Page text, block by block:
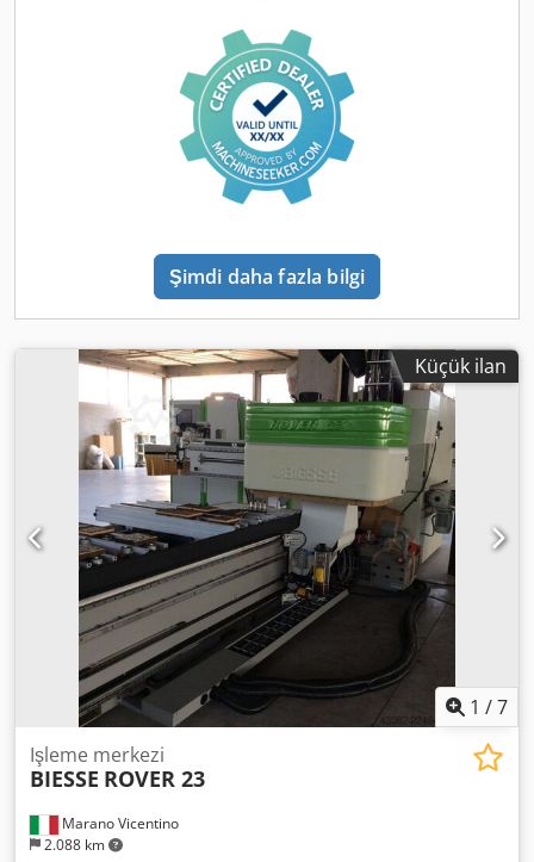
Şimdi daha fazla bilgi
Küçük ilan
1 /7
Marano Vicentino
2.088 km
Işleme merkezi
BIESSE ROVER 23